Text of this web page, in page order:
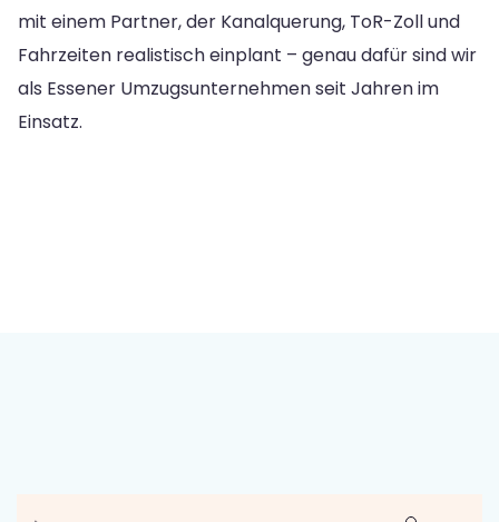
mit einem Partner, der Kanalquerung, ToR-Zoll und
Fahrzeiten realistisch einplant – genau dafür sind wir
als Essener Umzugsunternehmen seit Jahren im
Einsatz.